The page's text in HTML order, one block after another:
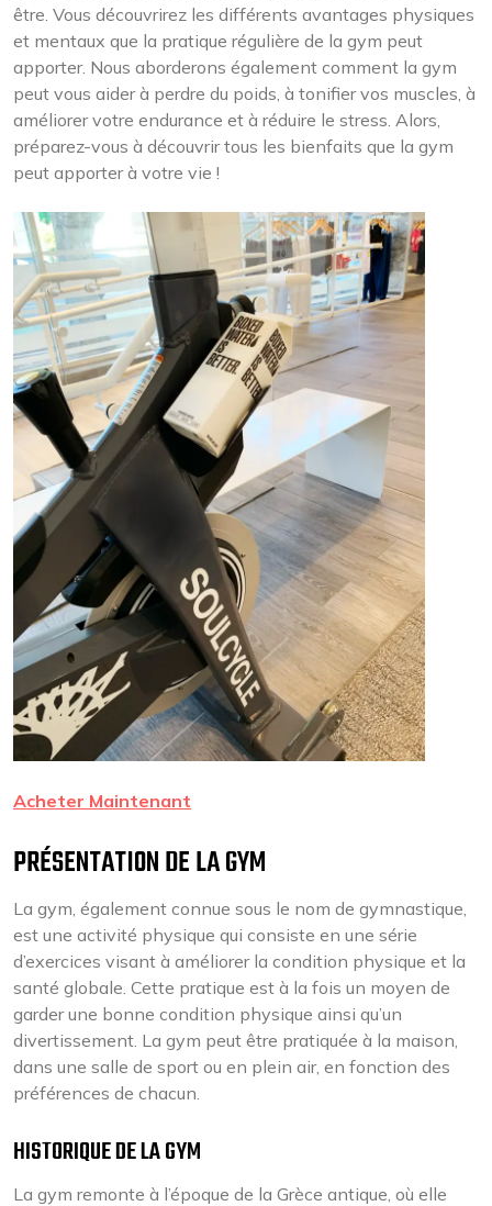
être. Vous découvrirez les différents avantages physiques
et mentaux que la pratique régulière de la gym peut
apporter. Nous aborderons également comment la gym
peut vous aider à perdre du poids, à tonifier vos muscles, à
améliorer votre endurance et à réduire le stress. Alors,
préparez-vous à découvrir tous les bienfaits que la gym
peut apporter à votre vie !
Acheter Maintenant
PRÉSENTATION DE LA GYM
La gym, également connue sous le nom de gymnastique,
est une activité physique qui consiste en une série
d’exercices visant à améliorer la condition physique et la
santé globale. Cette pratique est à la fois un moyen de
garder une bonne condition physique ainsi qu’un
divertissement. La gym peut être pratiquée à la maison,
dans une salle de sport ou en plein air, en fonction des
préférences de chacun.
HISTORIQUE DE LA GYM
La gym remonte à l’époque de la Grèce antique, où elle